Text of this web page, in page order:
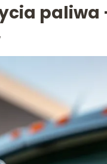
paliwa